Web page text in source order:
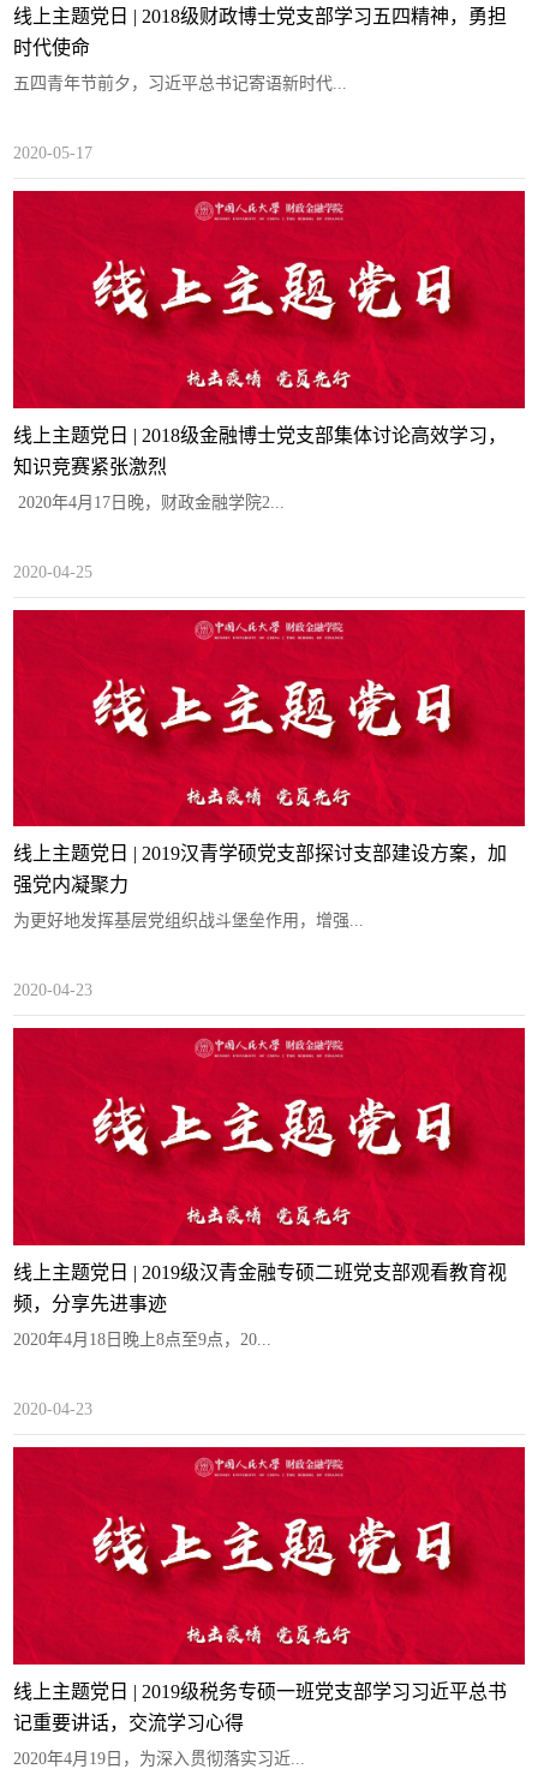
线上主题党日 | 2018级财政博士党支部学习五四精神，勇担
时代使命
​五四青年节前夕，习近平总书记寄语新时代...
2020-05-17
线上主题党日 | 2018级金融博士党支部集体讨论高效学习，
知识竞赛紧张激烈
2020年4月17日晚，财政金融学院2...
2020-04-25
线上主题党日 | 2019汉青学硕党支部探讨支部建设方案，加
强党内凝聚力
为更好地发挥基层党组织战斗堡垒作用，增强...
2020-04-23
线上主题党日 | 2019级汉青金融专硕二班党支部观看教育视
频，分享先进事迹
2020年4月18日晚上8点至9点，20...
2020-04-23
线上主题党日 | 2019级税务专硕一班党支部学习习近平总书
记重要讲话，交流学习心得
2020年4月19日，为深入贯彻落实习近...